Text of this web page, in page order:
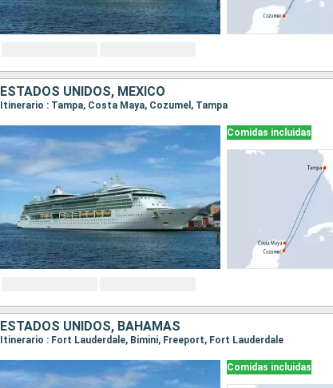
ESTADOS UNIDOS, MÉXICO
Itinerario : Tampa, Costa Maya, Cozumel, Tampa
Comidas incluidas
ESTADOS UNIDOS, BAHAMAS
Itinerario : Fort Lauderdale, Bimini, Freeport, Fort Lauderdale
Comidas incluidas